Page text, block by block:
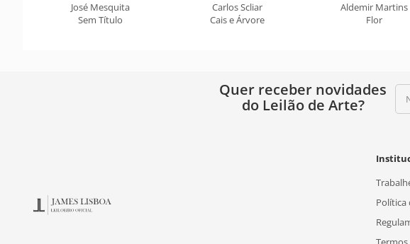
José Mesquita
Sem Título
Carlos Scliar
Cais e Árvore
Aldemir Martins
Flor
Quer receber novidades
do Leilão de Arte?
Política